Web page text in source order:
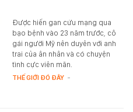
Được hiến gan cứu mạng qua
bạo bệnh vào 23 năm trước, cô
gái người Mỹ nên duyên với anh
trai của ân nhân và có chuyện
tình cực viên mãn.
THẾ GIỚI ĐÓ ĐÂY -